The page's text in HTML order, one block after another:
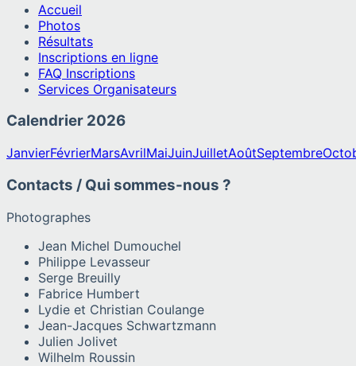
Accueil
Photos
Résultats
Inscriptions en ligne
FAQ Inscriptions
Services Organisateurs
Calendrier 2026
JanvierFévrierMarsAvrilMaiJuinJuilletAoûtSeptembre
Contacts / Qui sommes-nous ?
Photographes
Jean Michel Dumouchel
Philippe Levasseur
Serge Breuilly
Fabrice Humbert
Lydie et Christian Coulange
Jean-Jacques Schwartzmann
Julien Jolivet
Wilhelm Roussin